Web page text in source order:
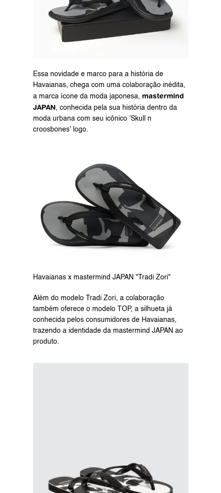
Essa novidade e marco para a história de
Havaianas, chega com uma colaboração inédita,
a marca ícone da moda japonesa, mastermind
JAPAN, conhecida pela sua história dentro da
moda urbana com seu icônico 'Skull n
croosbones' logo.
Havaianas x mastermind JAPAN "Tradi Zori"
Além do modelo Tradi Zori, a colaboração
também oferece o modelo TOP, a silhueta já
conhecida pelos consumidores de Havaianas,
trazendo a identidade da mastermind JAPAN ao
produto.